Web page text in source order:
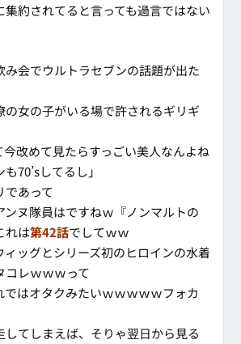
集約されてると言っても過言ではない
み会でウルトラセブンの話題が出た
の女の子がいる場で許されるギリギ
今改めて見たらすっごい美人なんよね
70’sしてるし」
であって
ンヌ隊員はですねｗ『ノンマルトの
れは第42話でしてｗｗ
ィッグとシリーズ初のヒロインの水着
コレｗｗｗって
ではオタクみたいｗｗｗｗｗフォカ
してしまえば、そりゃ翌日から見る